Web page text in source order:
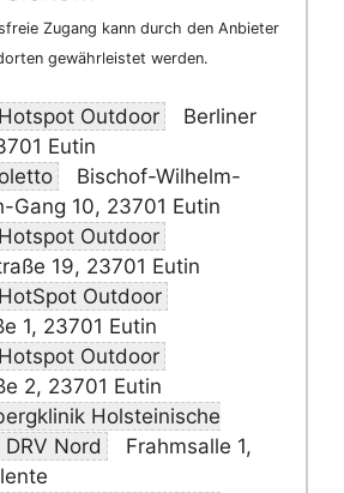
Zugang kann durch den Anbieter
gewährleistet werden.
Outdoor
Berliner
Eutin
Bischof-Wilhelm-
Gang 10, 23701 Eutin
Outdoor
19, 23701 Eutin
Outdoor
1, 23701 Eutin
Outdoor
2, 23701 Eutin
Holsteinische
Nord
Frahmsalle 1,